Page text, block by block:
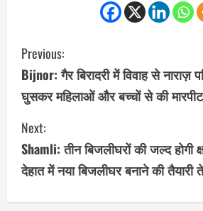
C
o
n
t
i
n
Previous:
Bijnor: गैर बिरादरी में विवाह से नाराज़
घुसकर महिलाओं और बच्चों से की
Next:
Shamli: तीन बिजलीघरों की जल्द होगी
देहात में नया बिजलीघर बनाने की तैयारी